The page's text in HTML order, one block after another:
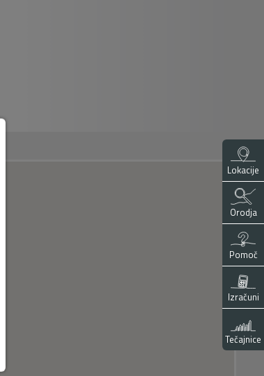
Lokacije
Orodja
Pomoč
Izračuni
Tečajnice